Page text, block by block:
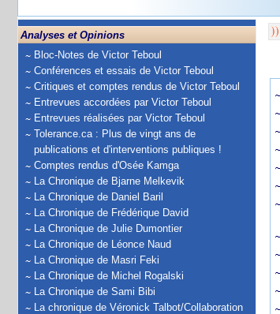
Analyses et Opinions
Bloc-Notes de Victor Teboul
Conférences et essais de Victor Teboul
Critiques et comptes rendus de Victor Teboul
Entrevues accordées par Victor Teboul
Entrevues réalisées par Victor Teboul
Tolerance.ca : Plus de vingt ans de
publications et d'interventions publiques !
Comptes rendus d'Osée Kamga
La Chronique de Bjarne Melkevik
La Chronique de Daniel Baril
La Chronique de Frédérique David
La Chronique de Julie Dumontier
La Chronique de Léonce Naud
La Chronique de Masri Feki
La Chronique de Michel Rogalski
La Chronique de Sami Bibi
La chronique de Véronick Talbot/Collaboration